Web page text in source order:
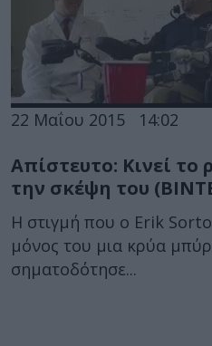
22 Μαΐου 2015 14:02
Απίστευτο: Κινεί το
την σκέψη του
Η στιγμή που ο Erik
μόνος του μια κρύα
σηματοδότησε...